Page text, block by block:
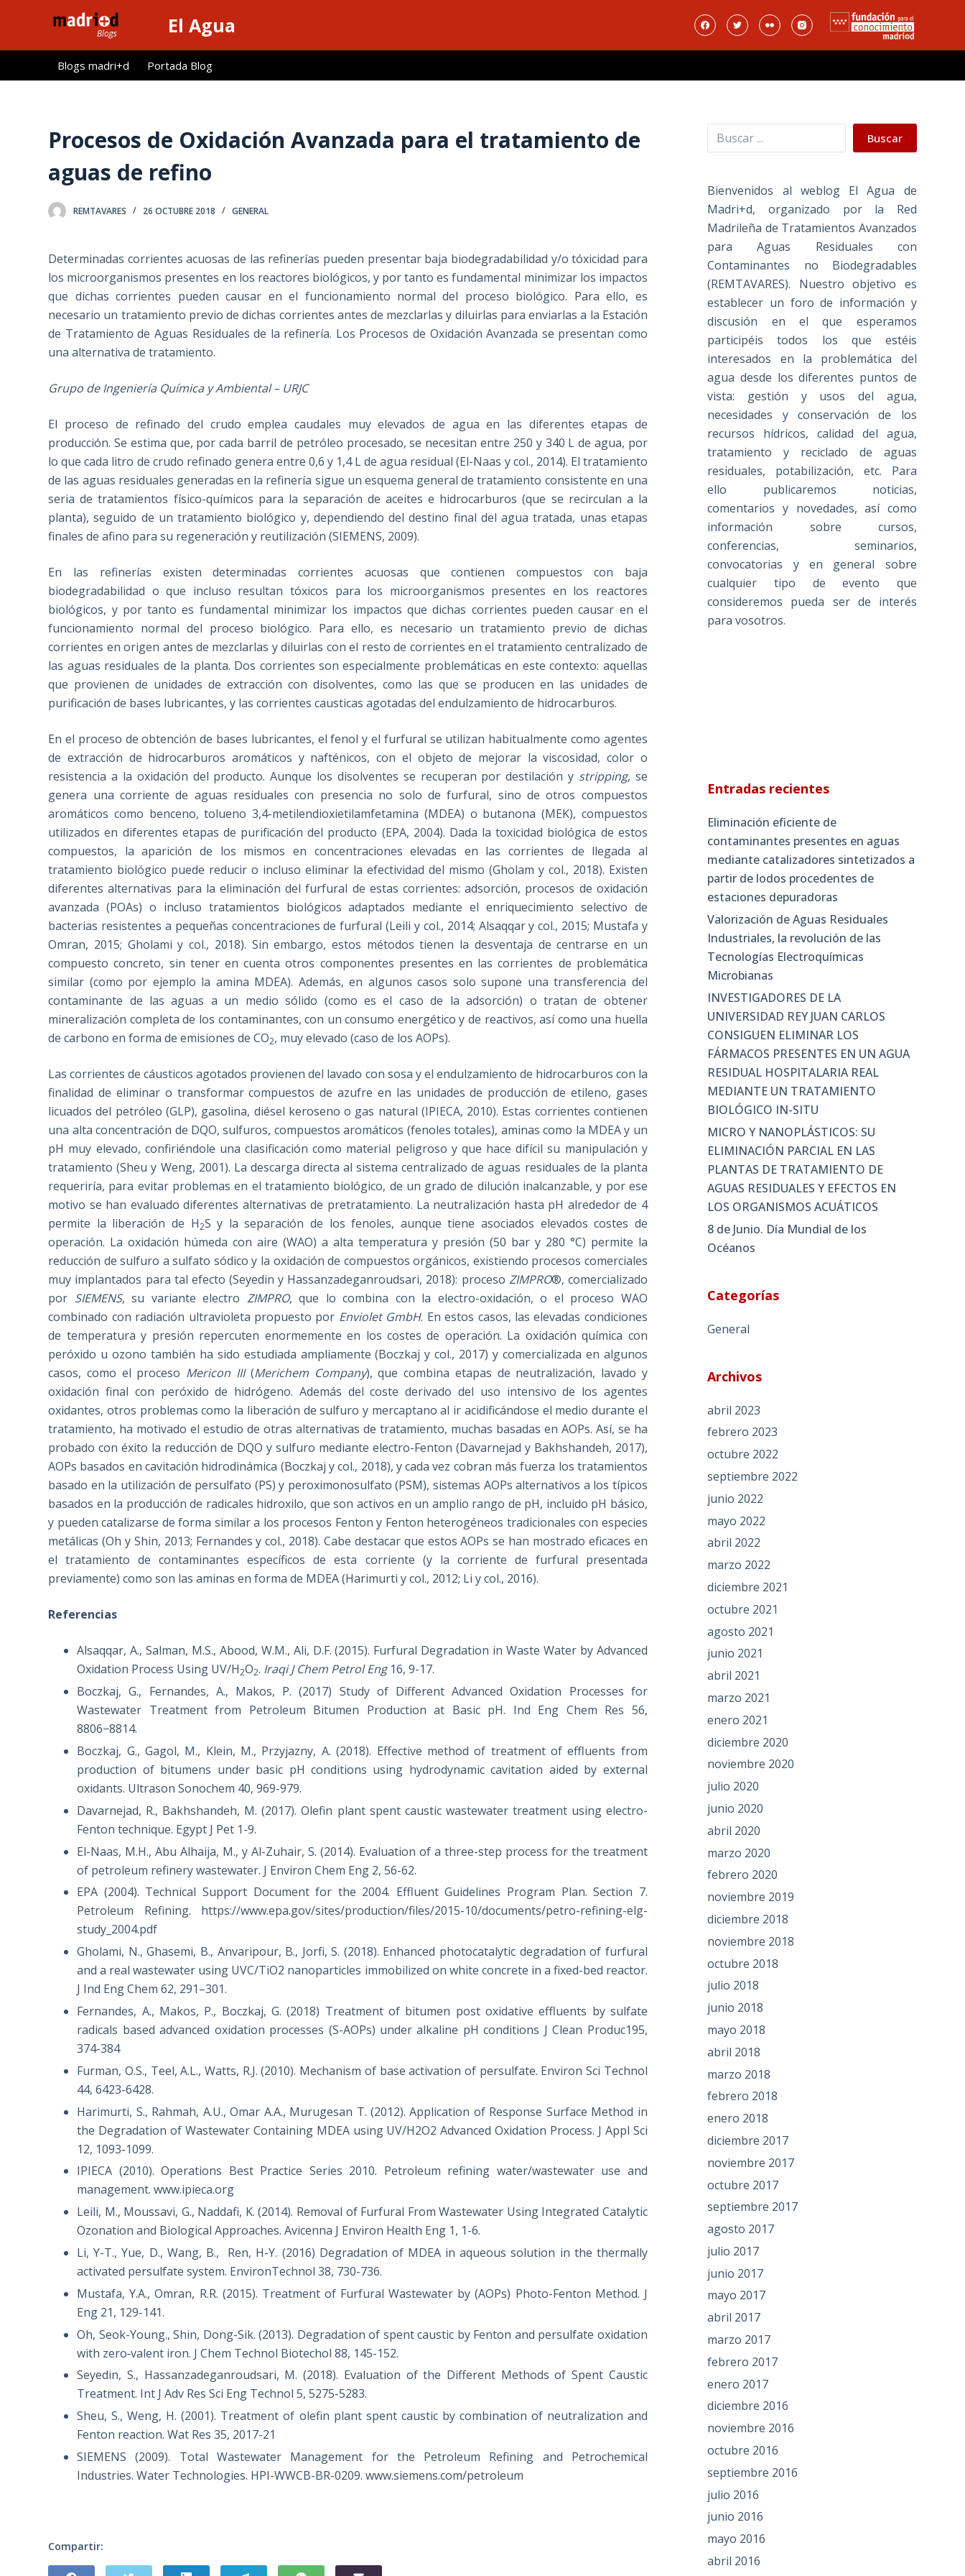
l
El Agua
Blogs madri+d Portada Blog
Procesos de Oxidación Avanzada para el tratamiento de
aguas de refino
REMTAVARES 26 OCTUBRE 2018 GENERAL
Determinadas corrientes acuosas de las refinerías pueden presentar baja biodegradabilidad y/o tóxicidad para
los microorganismos presentes en los reactores biológicos, y por tanto es fundamental minimizar los impactos
que dichas corrientes pueden causar en el funcionamiento normal del proceso biológico. Para ello, es
necesario un tratamiento previo de dichas corrientes antes de mezclarlas y diluirlas para enviarlas a la Estación
de Tratamiento de Aguas Residuales de la refinería. Los Procesos de Oxidación Avanzada se presentan como
una alternativa de tratamiento.
Grupo de Ingeniería Química y Ambiental – URJC
El proceso de refinado del crudo emplea caudales muy elevados de agua en las diferentes etapas de
producción. Se estima que, por cada barril de petróleo procesado, se necesitan entre 250 y 340 L de agua, por
lo que cada litro de crudo refinado genera entre 0,6 y 1,4 L de agua residual (El-Naas y col., 2014). El tratamiento
de las aguas residuales generadas en la refinería sigue un esquema general de tratamiento consistente en una
seria de tratamientos físico-químicos para la separación de aceites e hidrocarburos (que se recirculan a la
planta), seguido de un tratamiento biológico y, dependiendo del destino final del agua tratada, unas etapas
finales de afino para su regeneración y reutilización (SIEMENS, 2009).
En las refinerías existen determinadas corrientes acuosas que contienen compuestos con baja
biodegradabilidad o que incluso resultan tóxicos para los microorganismos presentes en los reactores
biológicos, y por tanto es fundamental minimizar los impactos que dichas corrientes pueden causar en el
funcionamiento normal del proceso biológico. Para ello, es necesario un tratamiento previo de dichas
corrientes en origen antes de mezclarlas y diluirlas con el resto de corrientes en el tratamiento centralizado de
las aguas residuales de la planta. Dos corrientes son especialmente problemáticas en este contexto: aquellas
que provienen de unidades de extracción con disolventes, como las que se producen en las unidades de
purificación de bases lubricantes, y las corrientes causticas agotadas del endulzamiento de hidrocarburos.
En el proceso de obtención de bases lubricantes, el fenol y el furfural se utilizan habitualmente como agentes
de extracción de hidrocarburos aromáticos y nafténicos, con el objeto de mejorar la viscosidad, color o
resistencia a la oxidación del producto. Aunque los disolventes se recuperan por destilación y stripping, se
genera una corriente de aguas residuales con presencia no solo de furfural, sino de otros compuestos
aromáticos como benceno, tolueno 3,4-metilendioxietilamfetamina (MDEA) o butanona (MEK), compuestos
utilizados en diferentes etapas de purificación del producto (EPA, 2004). Dada la toxicidad biológica de estos
compuestos, la aparición de los mismos en concentraciones elevadas en las corrientes de llegada al
tratamiento biológico puede reducir o incluso eliminar la efectividad del mismo (Gholam y col., 2018). Existen
diferentes alternativas para la eliminación del furfural de estas corrientes: adsorción, procesos de oxidación
avanzada (POAs) o incluso tratamientos biológicos adaptados mediante el enriquecimiento selectivo de
bacterias resistentes a pequeñas concentraciones de furfural (Leili y col., 2014; Alsaqqar y col., 2015; Mustafa y
Omran, 2015; Gholami y col., 2018). Sin embargo, estos métodos tienen la desventaja de centrarse en un
compuesto concreto, sin tener en cuenta otros componentes presentes en las corrientes de problemática
similar (como por ejemplo la amina MDEA). Además, en algunos casos solo supone una transferencia del
contaminante de las aguas a un medio sólido (como es el caso de la adsorción) o tratan de obtener
mineralización completa de los contaminantes, con un consumo energético y de reactivos, así como una huella
de carbono en forma de emisiones de CO2, muy elevado (caso de los AOPs).
Las corrientes de cáusticos agotados provienen del lavado con sosa y el endulzamiento de hidrocarburos con la
finalidad de eliminar o transformar compuestos de azufre en las unidades de producción de etileno, gases
licuados del petróleo (GLP), gasolina, diésel keroseno o gas natural (IPIECA, 2010). Estas corrientes contienen
una alta concentración de DQO, sulfuros, compuestos aromáticos (fenoles totales), aminas como la MDEA y un
pH muy elevado, confiriéndole una clasificación como material peligroso y que hace difícil su manipulación y
tratamiento (Sheu y Weng, 2001). La descarga directa al sistema centralizado de aguas residuales de la planta
requeriría, para evitar problemas en el tratamiento biológico, de un grado de dilución inalcanzable, y por ese
motivo se han evaluado diferentes alternativas de pretratamiento. La neutralización hasta pH alrededor de 4
permite la liberación de H2S y la separación de los fenoles, aunque tiene asociados elevados costes de
operación. La oxidación húmeda con aire (WAO) a alta temperatura y presión (50 bar y 280 °C) permite la
reducción de sulfuro a sulfato sódico y la oxidación de compuestos orgánicos, existiendo procesos comerciales
muy implantados para tal efecto (Seyedin y Hassanzadeganroudsari, 2018): proceso ZIMPRO®, comercializado
por SIEMENS, su variante electro ZIMPRO, que lo combina con la electro-oxidación, o el proceso WAO
combinado con radiación ultravioleta propuesto por Enviolet GmbH. En estos casos, las elevadas condiciones
de temperatura y presión repercuten enormemente en los costes de operación. La oxidación química con
peróxido u ozono también ha sido estudiada ampliamente (Boczkaj y col., 2017) y comercializada en algunos
casos, como el proceso Mericon III(Merichem Company), que combina etapas de neutralización, lavado y
oxidación final con peróxido de hidrógeno. Además del coste derivado del uso intensivo de los agentes
oxidantes, otros problemas como la liberación de sulfuro y mercaptano al ir acidificándose el medio durante el
tratamiento, ha motivado el estudio de otras alternativas de tratamiento, muchas basadas en AOPs. Así, se ha
probado con éxito la reducción de DQO y sulfuro mediante electro-Fenton (Davarnejad y Bakhshandeh, 2017),
AOPs basados en cavitación hidrodinámica (Boczkaj y col., 2018), y cada vez cobran más fuerza los tratamientos
basado en la utilización de persulfato (PS) y peroximonosulfato (PSM), sistemas AOPs alternativos a los típicos
basados en la producción de radicales hidroxilo, que son activos en un amplio rango de pH, incluido pH básico,
y pueden catalizarse de forma similar a los procesos Fenton y Fenton heterogéneos tradicionales con especies
metálicas (Oh y Shin, 2013; Fernandes y col., 2018). Cabe destacar que estos AOPs se han mostrado eficaces en
el tratamiento de contaminantes específicos de esta corriente (y la corriente de furfural presentada
previamente) como son las aminas en forma de MDEA (Harimurti y col., 2012; Li y col., 2016).
Referencias
Alsaqqar, A., Salman, M.S., Abood, W.M., Ali, D.F. (2015). Furfural Degradation in Waste Water by Advanced
Oxidation Process Using UV/H2O2. Iraqi J Chem Petrol Eng16, 9-17.
Boczkaj, G., Fernandes, A., Makos, P. (2017) Study of Different Advanced Oxidation Processes for
Wastewater Treatment from Petroleum Bitumen Production at Basic pH. Ind Eng Chem Res 56,
8806−8814.
Boczkaj, G., Gagol, M., Klein, M., Przyjazny, A. (2018). Effective method of treatment of effluents from
production of bitumens under basic pH conditions using hydrodynamic cavitation aided by external
oxidants. Ultrason Sonochem 40, 969-979.
Davarnejad, R., Bakhshandeh, M. (2017). Olefin plant spent caustic wastewater treatment using electro-
Fenton technique. Egypt J Pet 1-9.
El-Naas, M.H., Abu Alhaija, M., y Al-Zuhair, S. (2014). Evaluation of a three-step process for the treatment
of petroleum refinery wastewater. J Environ Chem Eng 2, 56-62.
EPA (2004). Technical Support Document for the 2004. Effluent Guidelines Program Plan. Section 7.
Petroleum Refining. https://www.epa.gov/sites/production/files/2015-10/documents/petro-refining-elg-
study_2004.pdf
Gholami, N., Ghasemi, B., Anvaripour, B., Jorfi, S. (2018). Enhanced photocatalytic degradation of furfural
and a real wastewater using UVC/TiO2 nanoparticles immobilized on white concrete in a fixed-bed reactor.
J Ind Eng Chem 62, 291–301.
Fernandes, A., Makos, P., Boczkaj, G. (2018) Treatment of bitumen post oxidative effluents by sulfate
radicals based advanced oxidation processes (S-AOPs) under alkaline pH conditions J Clean Produc195,
374-384
Furman, O.S., Teel, A.L., Watts, R.J. (2010). Mechanism of base activation of persulfate. Environ Sci Technol
44, 6423-6428.
Harimurti, S., Rahmah, A.U., Omar A.A., Murugesan T. (2012). Application of Response Surface Method in
the Degradation of Wastewater Containing MDEA using UV/H2O2 Advanced Oxidation Process. J Appl Sci
12, 1093-1099.
IPIECA (2010). Operations Best Practice Series 2010. Petroleum refining water/wastewater use and
management. www.ipieca.org
Leili, M., Moussavi, G., Naddafi, K. (2014). Removal of Furfural From Wastewater Using Integrated Catalytic
Ozonation and Biological Approaches. Avicenna J Environ Health Eng 1, 1-6.
Li, Y-T., Yue, D., Wang, B., Ren, H-Y. (2016) Degradation of MDEA in aqueous solution in the thermally
activated persulfate system. EnvironTechnol 38, 730-736.
Mustafa, Y.A., Omran, R.R. (2015). Treatment of Furfural Wastewater by (AOPs) Photo-Fenton Method. J
Eng 21, 129-141.
Oh, Seok-Young., Shin, Dong-Sik. (2013). Degradation of spent caustic by Fenton and persulfate oxidation
with zero‐valent iron. J Chem Technol Biotechol 88, 145-152.
Seyedin, S., Hassanzadeganroudsari, M. (2018). Evaluation of the Different Methods of Spent Caustic
Treatment. Int J Adv Res Sci Eng Technol 5, 5275-5283.
Sheu, S., Weng, H. (2001). Treatment of olefin plant spent caustic by combination of neutralization and
Fenton reaction. Wat Res 35, 2017-21
SIEMENS (2009). Total Wastewater Management for the Petroleum Refining and Petrochemical
Industries. Water Technologies. HPI-WWCB-BR-0209. www.siemens.com/petroleum
Compartir:
Buscar Buscar
Bienvenidos al weblog El Agua de
Madri+d, organizado por la Red
Madrileña de Tratamientos Avanzados
para Aguas Residuales con
Contaminantes no Biodegradables
(REMTAVARES). Nuestro objetivo es
establecer un foro de información y
discusión en el que esperamos
participéis todos los que estéis
interesados en la problemática del
agua desde los diferentes puntos de
vista: gestión y usos del agua,
necesidades y conservación de los
recursos hídricos, calidad del agua,
tratamiento y reciclado de aguas
residuales, potabilización, etc. Para
ello publicaremos noticias,
comentarios y novedades, así como
información sobre cursos,
conferencias, seminarios,
convocatorias y en general sobre
cualquier tipo de evento que
consideremos pueda ser de interés
para vosotros.
Entradas recientes
Eliminación eficiente de
contaminantes presentes en aguas
mediante catalizadores sintetizados a
partir de lodos procedentes de
estaciones depuradoras
Valorización de Aguas Residuales
Industriales, la revolución de las
Tecnologías Electroquímicas
Microbianas
INVESTIGADORES DE LA
UNIVERSIDAD REY JUAN CARLOS
CONSIGUEN ELIMINAR LOS
FÁRMACOS PRESENTES EN UN AGUA
RESIDUAL HOSPITALARIA REAL
MEDIANTE UN TRATAMIENTO
BIOLÓGICO IN-SITU
MICRO Y NANOPLÁSTICOS: SU
ELIMINACIÓN PARCIAL EN LAS
PLANTAS DE TRATAMIENTO DE
AGUAS RESIDUALES Y EFECTOS EN
LOS ORGANISMOS ACUÁTICOS
8 de Junio. Día Mundial de los
Océanos
Categorías
General
Archivos
abril 2023
febrero 2023
octubre 2022
septiembre 2022
junio 2022
mayo 2022
abril 2022
marzo 2022
diciembre 2021
octubre 2021
agosto 2021
junio 2021
abril 2021
marzo 2021
enero 2021
diciembre 2020
noviembre 2020
julio 2020
junio 2020
abril 2020
marzo 2020
febrero 2020
noviembre 2019
diciembre 2018
noviembre 2018
octubre 2018
julio 2018
junio 2018
mayo 2018
abril 2018
marzo 2018
febrero 2018
enero 2018
diciembre 2017
noviembre 2017
octubre 2017
septiembre 2017
agosto 2017
julio 2017
junio 2017
mayo 2017
abril 2017
marzo 2017
febrero 2017
enero 2017
diciembre 2016
noviembre 2016
octubre 2016
septiembre 2016
julio 2016
junio 2016
mayo 2016
abril 2016